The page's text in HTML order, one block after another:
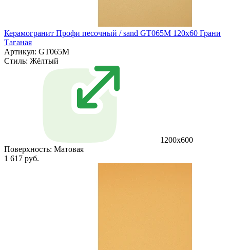
Керамогранит Профи песочный / sand GT065M 120х60 Грани
Таганая
Артикул: GT065M
Стиль: Жёлтый
1200х600
Поверхность: Матовая
1 617 руб.